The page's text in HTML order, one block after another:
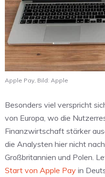
Apple Pay, Bild: Apple
Besonders viel verspricht
von Europa, wo die
Finanzwirtschaft stärker
die Analysten hier nicht
Großbritannien und Polen.
Start von Apple Pay in